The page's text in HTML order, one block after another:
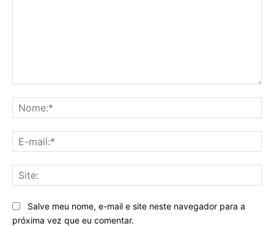
Salve meu nome, e-mail e site neste navegador para a
próxima vez que eu comentar.